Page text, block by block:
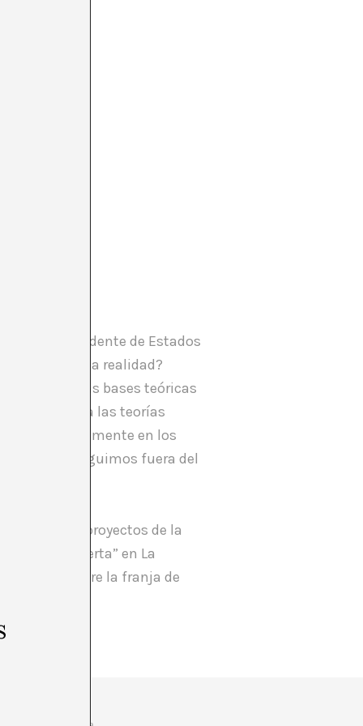
y un presidente de Estados
de la realidad?
a una de las bases teóricas
(y a las teorías
perfectamente en los
es: ¿seguimos fuera del
de proyectos de la
Fontcuberta” en La
sobre la franja de